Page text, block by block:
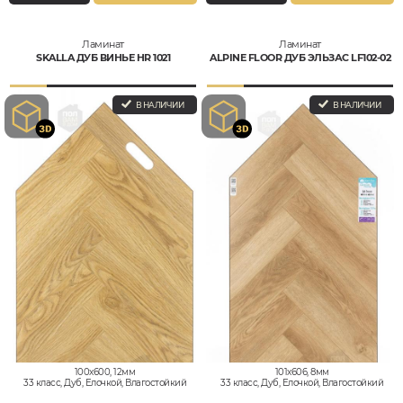
Ламинат
SKALLA ДУБ ВИНЬЕ HR 1021
В НАЛИЧИИ
100x600, 12мм
33 класс, Дуб, Елочкой, Влагостойкий
Ламинат
ALPINE FLOOR ДУБ ЭЛЬЗАС LF102-02
В НАЛИЧИИ
101x606, 8мм
33 класс, Дуб, Елочкой, Влагостойкий